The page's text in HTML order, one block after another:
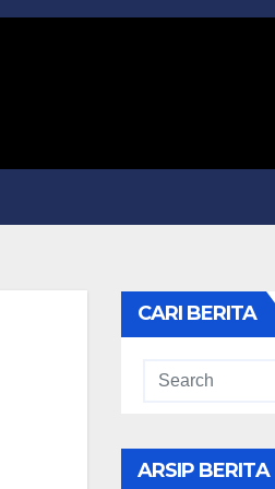
CARI BERITA
ARSIP BERITA